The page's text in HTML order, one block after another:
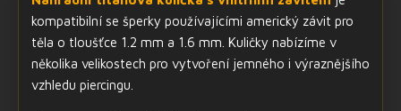
kompatibilní se šperky používajícími americký závit pro
těla o tloušťce 1.2 mm a 1.6 mm. Kuličky nabízíme v
několika velikostech pro vytvoření jemného i výraznějšího
vzhledu piercingu.